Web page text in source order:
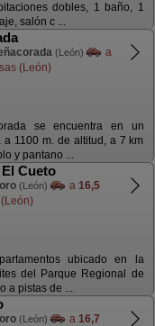
dobles, 1 baño, 1
salón c ...
(León)
a
(León)
se encuentra en un
1100 m. de altitud, a 7 km
y pantano ...
Cueto
(León) a 16,5
ubicado en la
del Parque Regional de
a pistas de ...
(León) a 16,7